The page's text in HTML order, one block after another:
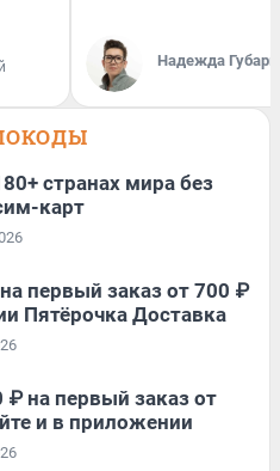
Надежда Губарь
странах мира без
карт
первый заказ от 700 ₽
Пятёрочка Доставка
₽ на первый заказ от
и в приложении